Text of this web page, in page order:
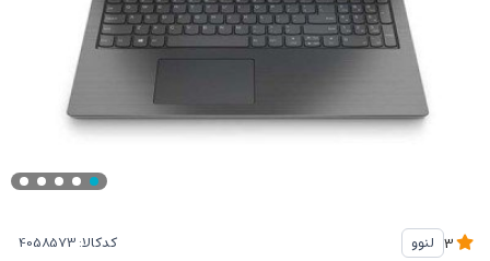
لنوو کدکالا: